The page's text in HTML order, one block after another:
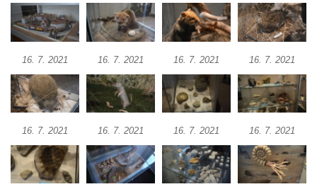
16. 7. 2021 16. 7. 2021 16. 7. 2021 16. 7. 2021
16. 7. 2021 16. 7. 2021 16. 7. 2021 16. 7. 2021